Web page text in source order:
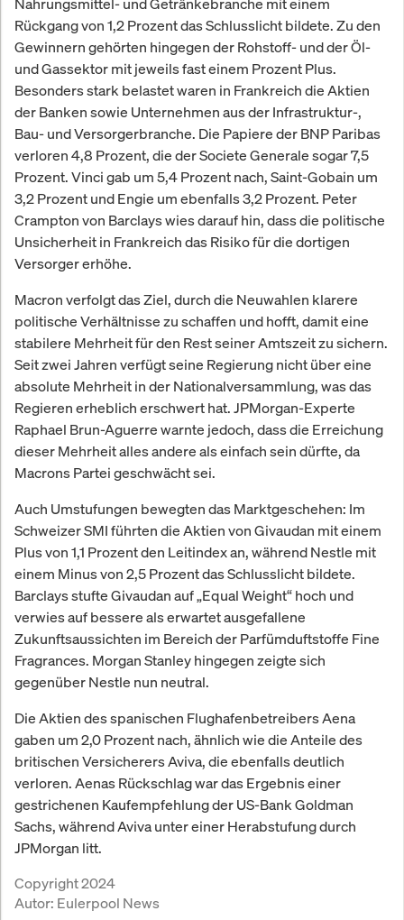
Rückgang von 1,2 Prozent das Schlusslicht bildete. Zu den
Gewinnern gehörten hingegen der Rohstoff- und der Öl-
und Gassektor mit jeweils fast einem Prozent Plus.
Besonders stark belastet waren in Frankreich die Aktien
der Banken sowie Unternehmen aus der Infrastruktur-,
Bau- und Versorgerbranche. Die Papiere der BNP Paribas
verloren 4,8 Prozent, die der Societe Generale sogar 7,5
Prozent. Vinci gab um 5,4 Prozent nach, Saint-Gobain um
3,2 Prozent und Engie um ebenfalls 3,2 Prozent. Peter
Crampton von Barclays wies darauf hin, dass die politische
Unsicherheit in Frankreich das Risiko für die dortigen
Versorger erhöhe.
Macron verfolgt das Ziel, durch die Neuwahlen klarere
politische Verhältnisse zu schaffen und hofft, damit eine
stabilere Mehrheit für den Rest seiner Amtszeit zu sichern.
Seit zwei Jahren verfügt seine Regierung nicht über eine
absolute Mehrheit in der Nationalversammlung, was das
Regieren erheblich erschwert hat. JPMorgan-Experte
Raphael Brun-Aguerre warnte jedoch, dass die Erreichung
dieser Mehrheit alles andere als einfach sein dürfte, da
Macrons Partei geschwächt sei.
Auch Umstufungen bewegten das Marktgeschehen: Im
Schweizer SMI führten die Aktien von Givaudan mit einem
Plus von 1,1 Prozent den Leitindex an, während Nestle mit
einem Minus von 2,5 Prozent das Schlusslicht bildete.
Barclays stufte Givaudan auf „Equal Weight“ hoch und
verwies auf bessere als erwartet ausgefallene
Zukunftsaussichten im Bereich der Parfümduftstoffe Fine
Fragrances. Morgan Stanley hingegen zeigte sich
gegenüber Nestle nun neutral.
Die Aktien des spanischen Flughafenbetreibers Aena
gaben um 2,0 Prozent nach, ähnlich wie die Anteile des
britischen Versicherers Aviva, die ebenfalls deutlich
verloren. Aenas Rückschlag war das Ergebnis einer
gestrichenen Kaufempfehlung der US-Bank Goldman
Sachs, während Aviva unter einer Herabstufung durch
JPMorgan litt.
Copyright 2024
Autor: Eulerpool News